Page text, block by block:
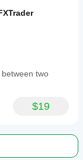
two
$19